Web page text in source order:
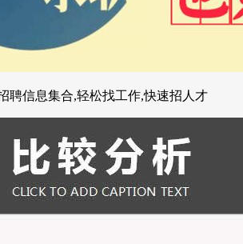
聘信息集合,轻松找工作,快速招人才